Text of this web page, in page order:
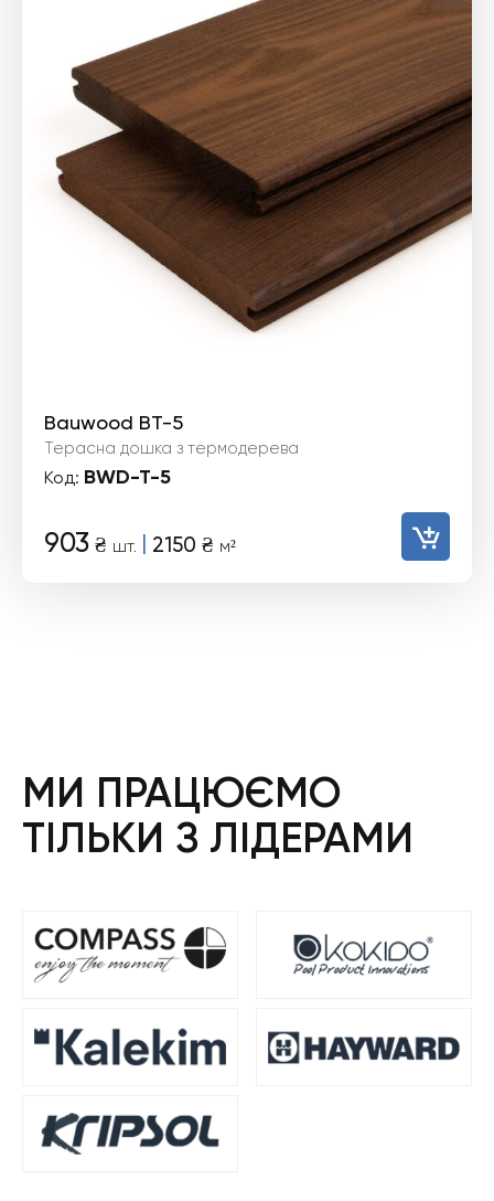
Bauwood BT-5
Терасна дошка з термодерева
Код: BWD-T-5
903 ₴ шт. | 2150 ₴ м²
МИ ПРАЦЮЄМО
ТІЛЬКИ З ЛІДЕРАМИ